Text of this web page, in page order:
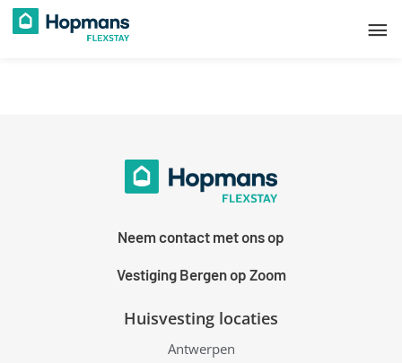
Ga
naar
Neem contact met ons op
Vestiging Bergen op Zoom
Huisvesting locaties
Antwerpen